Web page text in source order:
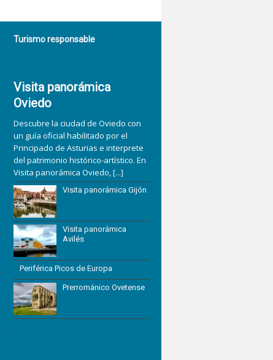
Turismo responsable
Visita panorámica
Oviedo
Descubre la ciudad de Oviedo con
un guía oficial habilitado por el
Principado de Asturias e interprete
del patrimonio histórico-artístico. En
Visita panorámica Oviedo,[...]
Visita panorámica Gijón
Visita panorámica
Avilés
Periférica Picos de Europa
Prerrománico Ovetense